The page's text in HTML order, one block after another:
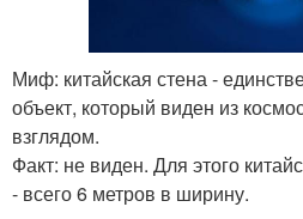
Миф: китайская стена -
объект, который виден из
взглядом.
Факт: не виден. Для этого
- всего 6 метров в ширину.